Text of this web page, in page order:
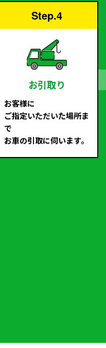
Step.4
お引取り
お客様に
ご指定いただいた場所ま
で
お車の引取に伺います。